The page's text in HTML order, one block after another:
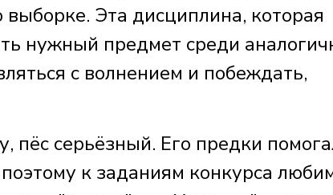
Эта дисциплина, которая
нужный предмет среди
с волнением и побеждать,
пёс серьёзный. Его предки
к заданиям конкурса